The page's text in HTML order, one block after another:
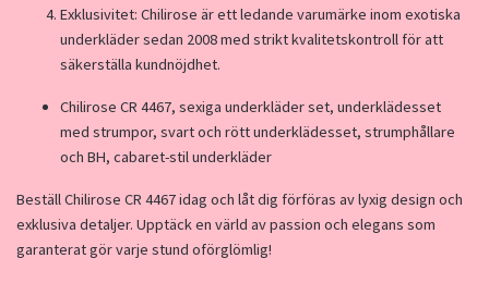
Exklusivitet: Chilirose är ett ledande varumärke inom exotiska
underkläder sedan 2008 med strikt kvalitetskontroll för att
säkerställa kundnöjdhet.
Chilirose CR 4467, sexiga underkläder set, underklädesset
med strumpor, svart och rött underklädesset, strumphållare
och BH, cabaret-stil underkläder
Beställ Chilirose CR 4467 idag och låt dig förföras av lyxig design och
exklusiva detaljer. Upptäck en värld av passion och elegans som
garanterat gör varje stund oförglömlig!